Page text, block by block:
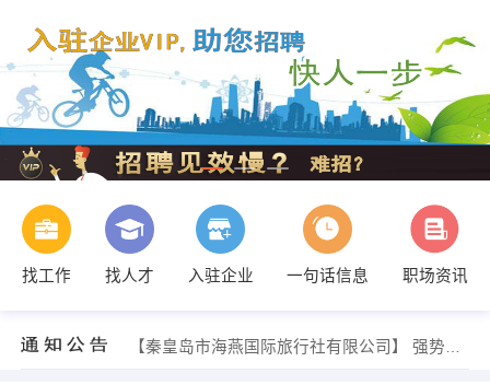
找工作 找人才 入驻企业 一句话信息 职场资讯
【秦皇岛市海燕国际旅行社有限公司】 强势入驻